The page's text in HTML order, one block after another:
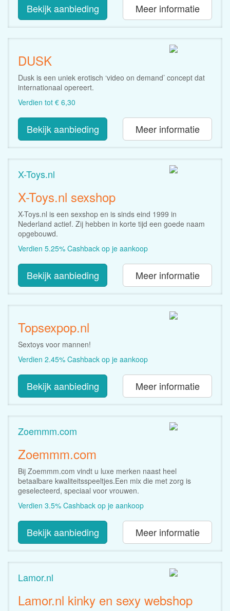
Bekijk aanbieding Meer informatie
DUSK
Dusk is een uniek erotisch ‘video on demand’ concept dat
internationaal opereert.
Verdien tot € 6,30
Bekijk aanbieding Meer informatie
X-Toys.nl
X-Toys.nl sexshop
X-Toys.nl is een sexshop en is sinds eind 1999 in
Nederland actief. Zij hebben in korte tijd een goede naam
opgebouwd.
Verdien 5.25% Cashback op je aankoop
Bekijk aanbieding Meer informatie
Topsexpop.nl
Sextoys voor mannen!
Verdien 2.45% Cashback op je aankoop
Bekijk aanbieding Meer informatie
Zoemmm.com
Zoemmm.com
Bij Zoemmm.com vindt u luxe merken naast heel
betaalbare kwaliteitsspeeltjes.Een mix die met zorg is
geselecteerd, speciaal voor vrouwen.
Verdien 3.5% Cashback op je aankoop
Bekijk aanbieding Meer informatie
Lamor.nl
Lamor.nl kinky en sexy webshop